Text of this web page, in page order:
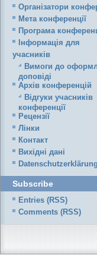
Організатори
Мета конференції
Програма
Iнформація для
учасників
Вимоги до
доповіді
Архів конференцій
Відгуки учасників
конференції
Рецензії
Лінки
Контакт
Вихідні дані
Datenschutzerklärung
Subscribe
Entries (RSS)
Comments (RSS)